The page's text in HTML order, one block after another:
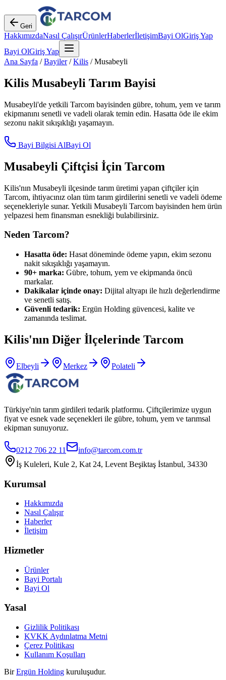
Geri
HakkımızdaNasıl ÇalışırÜrünlerHaberlerİletişimBayi OlGiriş Yap
Bayi OlGiriş Yap
Ana Sayfa /Bayiler/Kilis /Musabeyli
Kilis Musabeyli Tarım Bayisi
Musabeyli'de yetkili Tarcom bayisinden gübre, tohum, yem ve tarım
ekipmanını senetli ve vadeli olarak temin edin. Hasatta öde ile ekim
sezonu nakit sıkışıklığı yaşamayın.
Bayi Bilgisi AlBayi Ol
Musabeyli Çiftçisi İçin Tarcom
Kilis'nın Musabeyli ilçesinde tarım üretimi yapan çiftçiler için
Tarcom, ihtiyacınız olan tüm tarım girdilerini senetli ve vadeli ödeme
seçenekleriyle sunar. Yetkili Musabeyli Tarcom bayisinden hem ürün
yelpazesi hem finansman esnekliği bulabilirsiniz.
Neden Tarcom?
Hasatta öde: Hasat döneminde ödeme yapın, ekim sezonu
nakit sıkışıklığı yaşamayın.
90+ marka: Gübre, tohum, yem ve ekipmanda öncü
markalar.
Dakikalar içinde onay: Dijital altyapı ile hızlı değerlendirme
ve senetli satış.
Güvenli tedarik: Ergün Holding güvencesi, kalite ve
zamanında teslimat.
Kilis'nın Diğer İlçelerinde Tarcom
Elbeyli Merkez Polateli
Türkiye'nin tarım girdileri tedarik platformu. Çiftçilerimize uygun
fiyat ve esnek vade seçenekleri ile gübre, tohum, yem ve tarımsal
ekipman sunuyoruz.
0212 706 22 11
info@tarcom.com.tr
İş Kuleleri, Kule 2, Kat 24, Levent Beşiktaş İstanbul, 34330
Kurumsal
Hakkımızda
Nasıl Çalışır
Haberler
İletişim
Hizmetler
Ürünler
Bayi Portalı
Bayi Ol
Yasal
Gizlilik Politikası
KVKK Aydınlatma Metni
Çerez Politikası
Kullanım Koşulları
Bir Ergün Holding kuruluşudur.